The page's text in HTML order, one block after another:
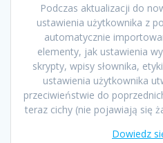
Podczas aktualizacji do
ustawienia użytkownika z
automatycznie
elementy, jak ustawienia
skrypty, wpisy słownika,
ustawienia użytkownika
przeciwieństwie do
teraz cichy (nie pojawiają się
Dowiedz